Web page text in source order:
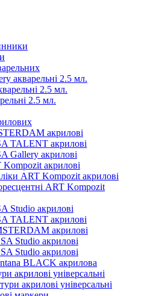
акварельні 2.5 мл.
2.5 мл.
2.5 мл.
акрилові
TALENT акрилові
Gallery акрилові
акрилові
ART Kompozit акрилові
ART Kompozit
Studio акрилові
TALENT акрилові
акрилові
Studio акрилові
Studio акрилові
BLACK акрилова
акрилові універсальні
акрилові універсальні